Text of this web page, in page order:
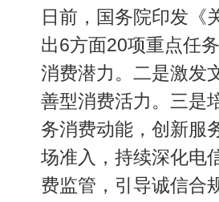
日前，国务院印发《
出6方面20项重点任
消费潜力。二是激发
善型消费活力。三是
务消费动能，创新服
场准入，持续深化电
费监管，引导诚信合